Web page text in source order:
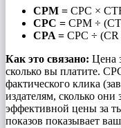
CPM = CPC ×
CPC = CPM ÷
CPA = CPC ÷
Как это связано: Цена
сколько вы платите.
фактического клика
издателям, сколько
эффективной цены за
показов показывает